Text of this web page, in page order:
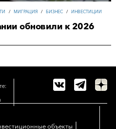
/ МИГРАЦИЯ / БИЗНЕС / ИНВЕСТИЦИИ
обновили к 2026
объекты